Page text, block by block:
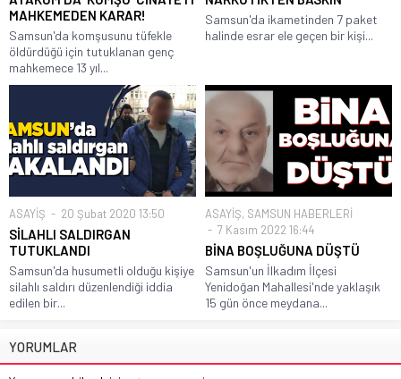
MAHKEMEDEN KARAR!
Samsun'da komşusunu tüfekle
öldürdüğü için tutuklanan genç
mahkemece 13 yıl...
Samsun'da ikametinden 7 paket
halinde esrar ele geçen bir kişi...
ASAYİŞ 20 Şubat 2020 13:50
SİLAHLI SALDIRGAN
TUTUKLANDI
Samsun'da husumetli olduğu kişiye
silahlı saldırı düzenlendiği iddia
edilen bir...
ASAYİŞ, SAMSUN HABERLERİ
7 Kasım 2022 16:44
BİNA BOŞLUĞUNA DÜŞTÜ
Samsun'un İlkadım İlçesi
Yenidoğan Mahallesi'nde yaklaşık
15 gün önce meydana...
YORUMLAR